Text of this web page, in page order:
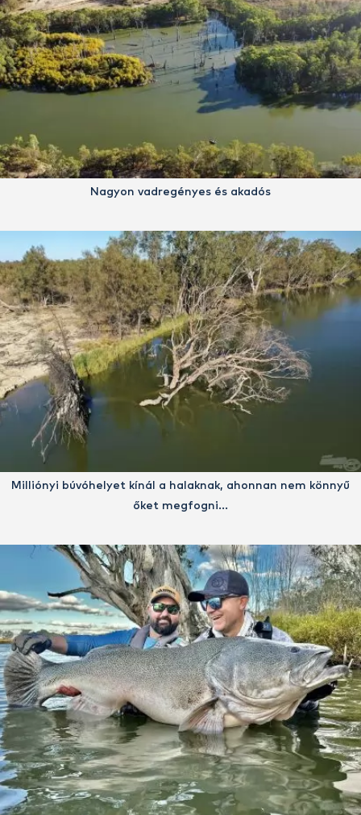
Nagyon vadregényes és akadós
Milliónyi búvóhelyet kínál a halaknak, ahonnan nem könnyű
őket megfogni…